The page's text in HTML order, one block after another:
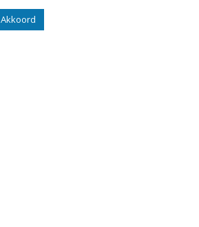
Tickets
Abonnementen
Akkoord